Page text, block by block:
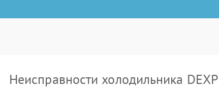
Неисправности холодильника DEXP